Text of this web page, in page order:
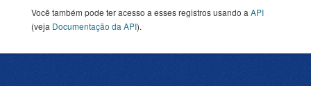
Você também pode ter acesso a esses registros usando a API
(veja Documentação da API).